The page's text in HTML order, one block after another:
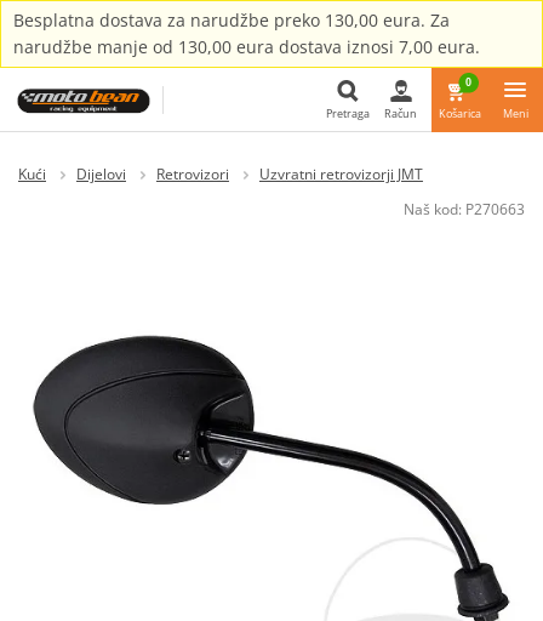
Besplatna dostava za narudžbe preko 130,00 eura. Za
narudžbe manje od 130,00 eura dostava iznosi 7,00 eura.
Pretraga Račun
0
Košarica Meni
Kući Dijelovi Retrovizori
Uzvratni retrovizorji JMT
Naš kod: P270663